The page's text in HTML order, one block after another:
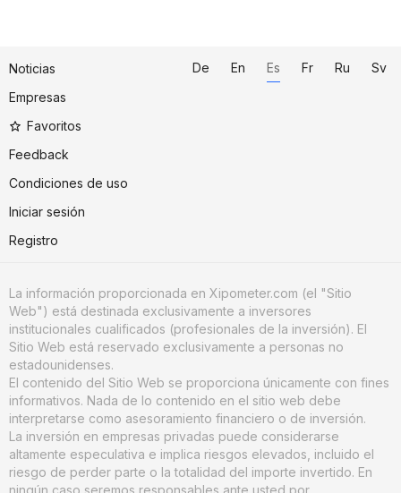
Noticias
Empresas
Favoritos
Feedback
Condiciones de uso
Iniciar sesión
Registro
De En Es Fr Ru Sv
La información proporcionada en Xipometer.com (el "Sitio
Web") está destinada exclusivamente a inversores
institucionales cualificados (profesionales de la inversión). El
Sitio Web está reservado exclusivamente a personas no
estadounidenses.
El contenido del Sitio Web se proporciona únicamente con fines
informativos. Nada de lo contenido en el sitio web debe
interpretarse como asesoramiento financiero o de inversión.
La inversión en empresas privadas puede considerarse
altamente especulativa e implica riesgos elevados, incluido el
riesgo de perder parte o la totalidad del importe invertido. En
ningún caso seremos responsables ante usted por